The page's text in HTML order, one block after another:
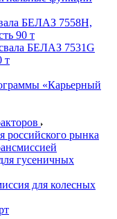
БЕЛАЗ 7558H,
90 т
БЕЛАЗ 7531G
т
«Карьерный
российского рынка
гусеничных
для колесных